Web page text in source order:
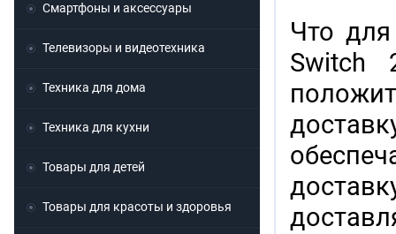
Что
Switch
Смартфоны и аксессуары
Телевизоры и видеотехника
Техника для дома
Техника для кухни
Товары для детей
Товары для красоты и здоровья